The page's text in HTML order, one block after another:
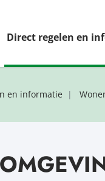
Direct regelen en
en informatie